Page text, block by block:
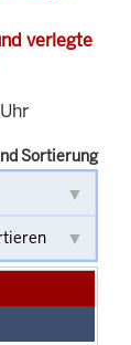
verlegte
Sortierung